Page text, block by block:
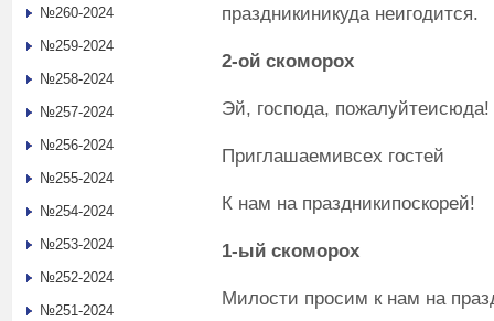
праздникиникуда неигодится.
2-ой скоморох
Эй, господа, пожалуйтеисюда!
Приглашаемивсех гостей
К нам на праздникипоскорей!
1-ый скоморох
Милости просим к нам на
№260-2024
№259-2024
№258-2024
№257-2024
№256-2024
№255-2024
№254-2024
№253-2024
№252-2024
№251-2024